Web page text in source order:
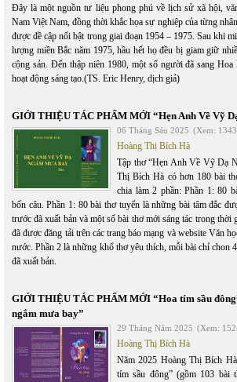
Đây là một nguồn tư liệu phong phú về lịch sử xã hội,
Nam Việt Nam, đồng thời khắc họa sự nghiệp của từng
được đề cập nổi bật trong giai đoạn 1954 – 1975. Sau khi
lượng miền Bắc năm 1975, hầu hết họ đều bị giam giữ
cộng sản. Đến thập niên 1980, một số người đã sang
hoạt động sáng tạo.(TS. Eric Henry, dịch giả)
GIỚI THIỆU TÁC PHẨM MỚI “Hẹn Anh Về Vỹ
06 Tháng Sáu 2025 (Xem:
Hoàng Thị Bích Hà
Tập thơ “Hẹn Anh Về Vỹ Dạ
Thị Bích Hà có hơn 180 bài
chia làm 2 phần: Phần 1: 80
bốn câu. Phần 1: 80 bài thơ tuyển là những bài tâm đắc
trước đã xuất bản và một số bài thơ mới sáng tác trong thời
đã được đăng tải trên các trang báo mạng và website Văn
nước. Phần 2 là những khổ thơ yêu thích, mỗi bài chỉ chon
đã xuất bản.
GIỚI THIỆU TÁC PHẨM MỚI “Hoa tím sầu
ngắm mưa bay”
29 Tháng Năm 2025 (Xem:
Hoàng Thị Bích Hà
Năm 2025 Hoàng Thị Bích
tím sầu đông” (gồm 103 bài